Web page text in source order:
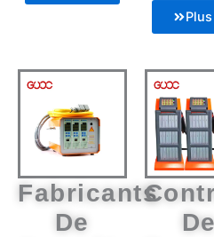
Fabricants
De
De